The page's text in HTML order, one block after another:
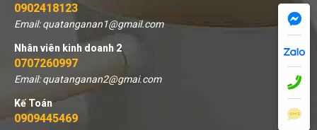
0902418123
Email: quatanganan1@gmail.com
Nhân viên kinh doanh 2
0707260997
Email: quatanganan2@gmai.com
Kế Toán
0909445469